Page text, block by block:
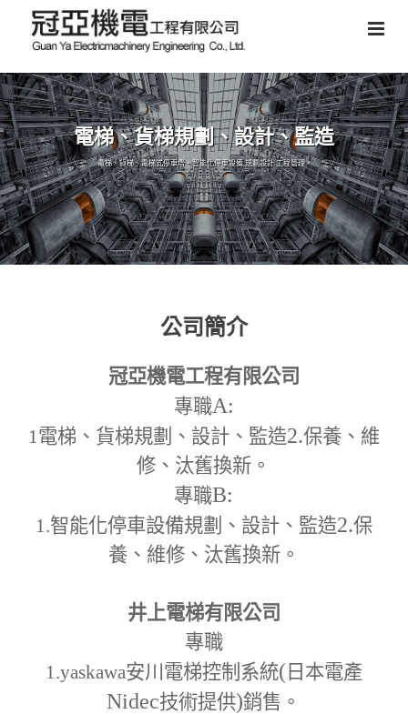
電梯、貨梯規劃、設計、監造
電梯、貨梯、電梯式停車塔、智能化停車設備,規劃設計,工程管理。
公司簡介
冠亞機電工程有限公司
專職A:
1電梯、貨梯規劃、設計、監造2.保養、維
修、汰舊換新。
專職B:
1.智能化停車設備規劃、設計、監造2.保
養、維修、汰舊換新。
井上電梯有限公司
專職
1.yaskawa安川電梯控制系統( 日本電產
Nidec技術提供)銷售。